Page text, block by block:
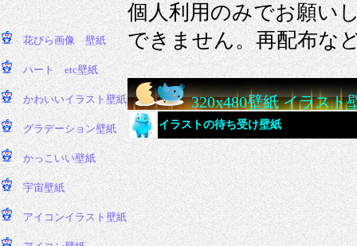
個人利用のみでお願い
できません。再配布な
320x480壁紙 イラスト
イラストの待ち受け壁紙